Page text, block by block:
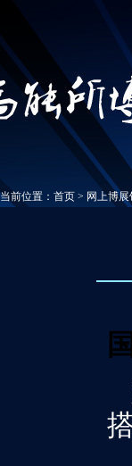
当前位置： 首页 > 网上博展